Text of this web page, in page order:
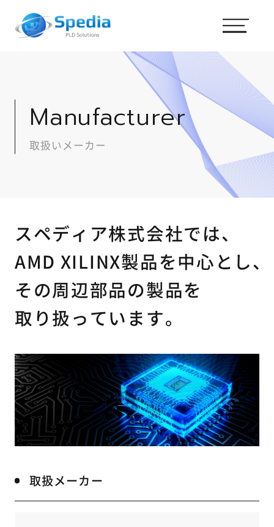
Manufacturer
取扱いメーカー
スペディア株式会社では、
AMD XILINX製品を中心とし、
その周辺部品の製品を
取り扱っています。
取扱メーカー